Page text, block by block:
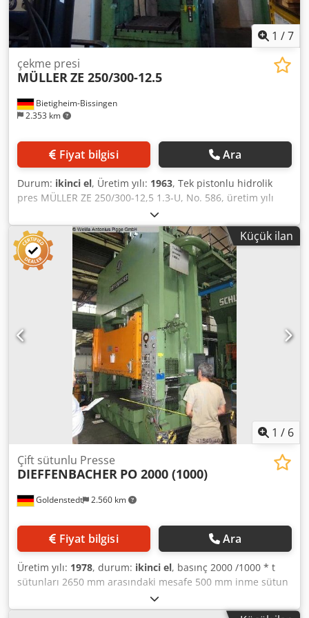
1 /7
Bietigheim-Bissingen
2.353 km
çekme presi
MÜLLERZE 250/300-12.5
Fiyat bilgisi Ara
Durum: ikinci el, Üretim yılı: 1963, Tek pistonlu hidrolik
pres MÜLLER ZE 250/300-12,5 1.3-U, No. 586, üretim yılı
1963, presleme kuvveti 250 ton, çalışma alanı 1.300 x 1.100
x 1.000 mm, sonradan takılmış ROMA güvenlikli sürgülü
kapı (üretim yılı 2012) ile birlikte. Dodoyhqqnopfx Aavjck
Küçük ilan
1 / 6
Goldenstedt 2.560 km
Çift sütunlu Presse
DIEFFENBACHER PO 2000 (1000)
Fiyat bilgisi Ara
Üretim yılı: 1978, durum: ikinci el, basınç 2000 /1000 * t
sütunları 2650 mm arasındaki mesafe 500 mm inme sütun
seyahat - yan 500 x 1000 mm piston çapı 710 mm Piston 2
sayısı tablo mesafe / 1000 mm ram çalışma basıncı 130 /